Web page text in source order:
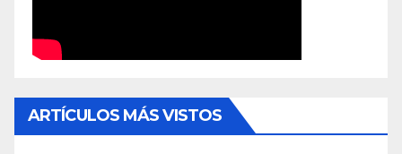
ARTÍCULOS MÁS VISTOS